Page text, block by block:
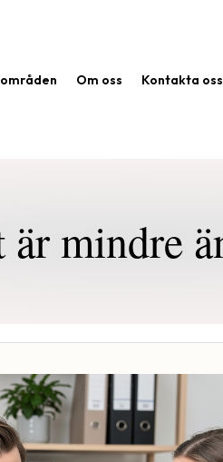
Om oss Kontakta oss
mindre